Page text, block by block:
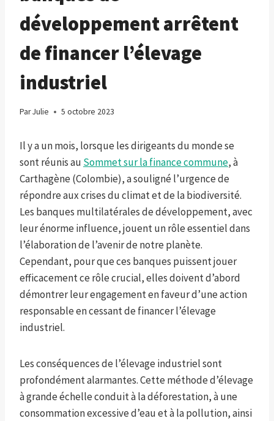
développement arrêtent
de financer l’élevage
industriel
ParJulie 5 octobre 2023
Il y a un mois, lorsque les dirigeants du monde se
sont réunis au Sommet sur la finance commune, à
Carthagène (Colombie), a souligné l’urgence de
répondre aux crises du climat et de la biodiversité.
Les banques multilatérales de développement, avec
leur énorme influence, jouent un rôle essentiel dans
l’élaboration de l’avenir de notre planète.
Cependant, pour que ces banques puissent jouer
efficacement ce rôle crucial, elles doivent d’abord
démontrer leur engagement en faveur d’une action
responsable en cessant de financer l’élevage
industriel.
Les conséquences de l’élevage industriel sont
profondément alarmantes. Cette méthode d’élevage
à grande échelle conduit à la déforestation, à une
consommation excessive d’eau et à la pollution, ainsi